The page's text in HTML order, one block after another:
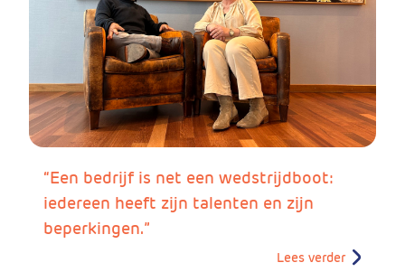
“Een bedrijf is net een wedstrijdboot:
iedereen heeft zijn talenten en zijn
beperkingen.”
Lees verder